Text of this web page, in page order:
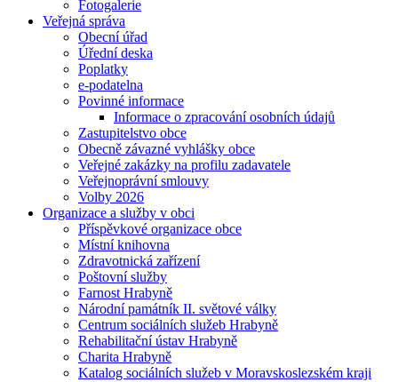
Fotogalerie
Veřejná správa
Obecní úřad
Úřední deska
Poplatky
e-podatelna
Povinné informace
Informace o zpracování osobních údajů
Zastupitelstvo obce
Obecně závazné vyhlášky obce
Veřejné zakázky na profilu zadavatele
Veřejnoprávní smlouvy
Volby 2026
Organizace a služby v obci
Příspěvkové organizace obce
Místní knihovna
Zdravotnická zařízení
Poštovní služby
Farnost Hrabyně
Národní památník II. světové války
Centrum sociálních služeb Hrabyně
Rehabilitační ústav Hrabyně
Charita Hrabyně
Katalog sociálních služeb v Moravskoslezském kraji